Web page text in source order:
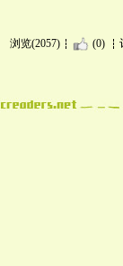
浏览(2057) (0)